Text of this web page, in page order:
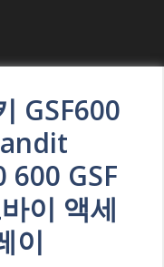
GSF600
600 GSF
이 액세
이